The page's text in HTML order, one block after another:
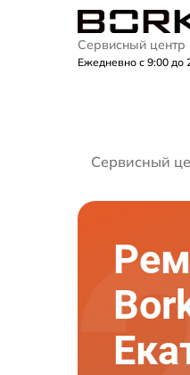
Сервисный центр
Ежедневно с 9:00 до
Сервисный